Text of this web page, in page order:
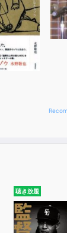
聴き放題